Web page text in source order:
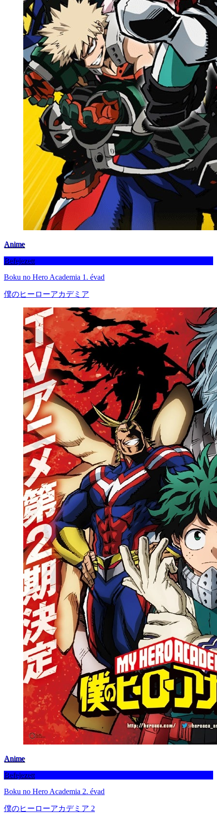
Anime
Befejezett
Boku no Hero Academia 1. évad
僕のヒーローアカデミア
Anime
Befejezett
Boku no Hero Academia 2. évad
僕のヒーローアカデミア 2